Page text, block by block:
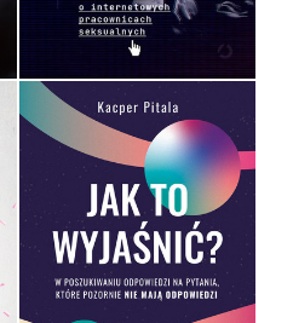
44,99 ZŁ
JAK TO WYJAŚNIĆ?
OPRAWA TWARDA